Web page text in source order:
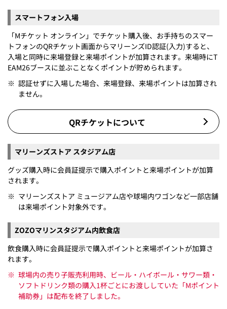
スマートフォン入場
「Mチケット オンライン」でチケット購入後、お手持ちのスマー
トフォンのQRチケット画面からマリーンズID認証(入力)すると、
入場と同時に来場登録と来場ポイントが加算されます。来場時にT
EAM26ブースに並ぶことなくポイントが貯められます。
※ 認証せずに入場した場合、来場登録、来場ポイントは加算され
ません。
QRチケットについて
マリーンズストア スタジアム店
グッズ購入時に会員証提示で購入ポイントと来場ポイントが加算
されます。
※ マリーンズストア ミュージアム店や球場内ワゴンなど一部店舗
は来場ポイント対象外です。
ZOZOマリンスタジアム内飲食店
飲食購入時に会員証提示で購入ポイントと来場ポイントが加算さ
れます。
※ 球場内の売り子販売利用時、ビール・ハイボール・サワー類・
ソフトドリンク類の購入1杯ごとにお渡ししていた「Mポイント
補助券」は配布を終了しました。